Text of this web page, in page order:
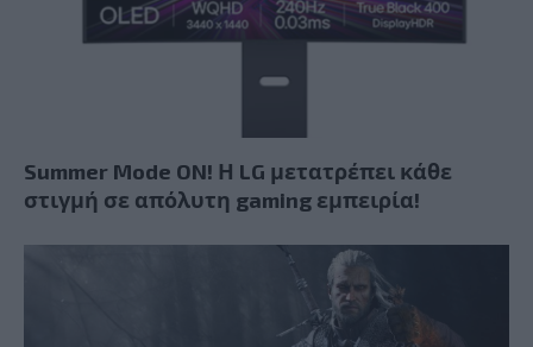
Summer Mode ON! Η LG μετατρέπει κάθε
στιγμή σε απόλυτη gaming εμπειρία!